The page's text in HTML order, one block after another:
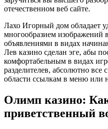
отечественном веб сайте.
Лахо Игорный дом обладает
многообразием изображений
объявлениями в видах
Лев казино сделан эге, абы
комфортабельным в видах
разделителев, абсолютно все
области ссылкам в меню или
Олимп казино:
приветственный